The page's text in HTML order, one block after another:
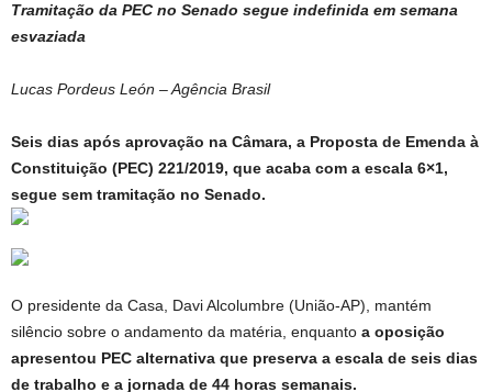
at
A
p
p
c
b
o
o
k
p
Li
n
k
t
Tramitação da PEC no Senado segue indefinida em semana
esvaziada
Lucas Pordeus León – Agência Brasil
Seis dias após aprovação na Câmara, a Proposta de Emenda à
Constituição (PEC) 221/2019, que acaba com a escala 6×1,
segue sem tramitação no Senado.
O presidente da Casa, Davi Alcolumbre (União-AP), mantém
silêncio sobre o andamento da matéria, enquanto a oposição
apresentou PEC alternativa que preserva a escala de seis dias
de trabalho e a jornada de 44 horas semanais.